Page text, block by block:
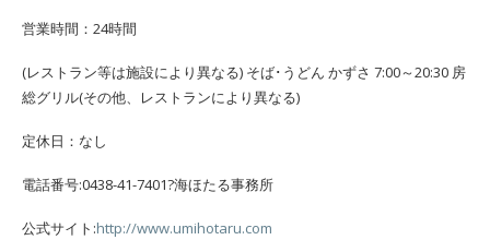
営業時間：24時間
(レストラン等は施設により異なる) そば･うどん かずさ 7:00～20:30 房
総グリル(その他、レストランにより異なる)
定休日：なし
電話番号:0438-41-7401?海ほたる事務所
公式サイト:http://www.umihotaru.com